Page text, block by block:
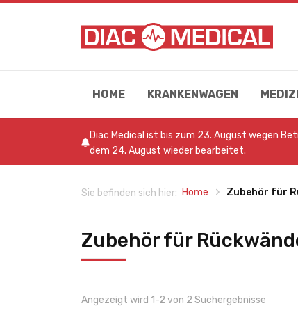
HOME KRANKENWAGEN
Diac Medical ist bis zum 23. August wegen
dem 24. August wieder bearbeitet.
Sie befinden sich hier: Home Zubehör für
Zubehör für
Angezeigt wird 1-2 von 2 Suchergebnisse